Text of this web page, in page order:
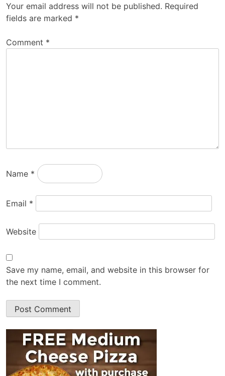
Your email address will not be published. Required
fields are marked *
Comment *
Name *
Email *
Website
Save my name, email, and website in this browser for
the next time I comment.